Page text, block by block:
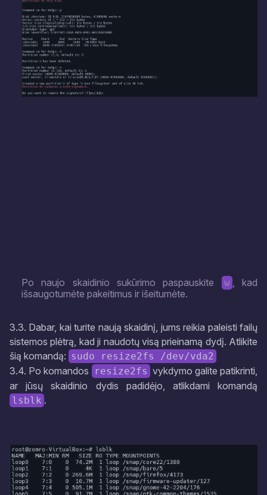
Po naujo skaidinio sukūrimo paspauskite w , kad
išsaugotumėte pakeitimus ir išeitumėte.
3.3. Dabar, kai turite naują skaidinį, jums reikia paleisti failų
sistemos plėtrą, kad ji naudotų visą prieinamą dydį. Atlikite
šią komandą: sudo resize2fs /dev/vda2
3.4. Po komandos resize2fs vykdymo galite patikrinti,
ar jūsų skaidinio dydis padidėjo, atlikdami komandą
lsblk .